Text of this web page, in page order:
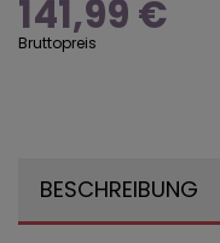
141,99 €
Bruttopreis
BESCHREIBUNG